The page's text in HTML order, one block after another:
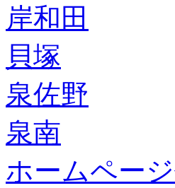
岸和田
貝塚
泉佐野
泉南
ホームペー